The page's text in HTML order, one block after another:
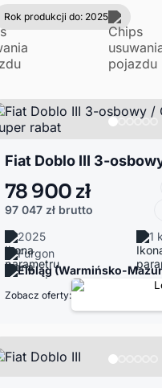
Rok produkcji do: 2025
78 900 zł
97 047 zł brutto
2025
1
Furgon
Elbląg (Warmińsko-
Zobacz oferty: